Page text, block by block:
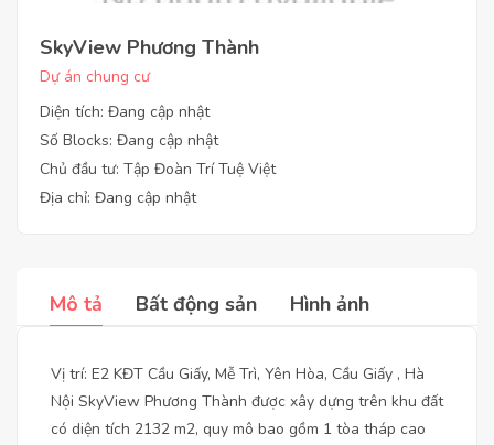
SkyView Phương Thành
Dự án chung cư
Diện tích: Đang cập nhật
Số Blocks: Đang cập nhật
Chủ đầu tư: Tập Đoàn Trí Tuệ Việt
Địa chỉ: Đang cập nhật
Mô tả Bất động sản Hình ảnh
Vị trí: E2 KĐT Cầu Giấy, Mễ Trì, Yên Hòa, Cầu Giấy , Hà
Nội SkyView Phương Thành được xây dựng trên khu đất
có diện tích 2132 m2, quy mô bao gồm 1 tòa tháp cao